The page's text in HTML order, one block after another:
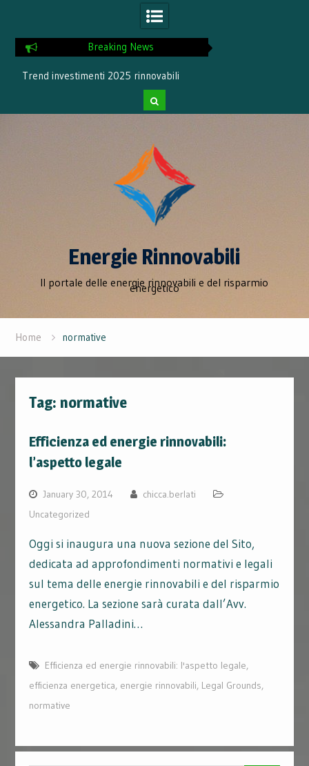
Breaking News
Trend investimenti 2025 rinnovabili
Energie Rinnovabili
Il portale delle energie rinnovabili e del risparmio
energetico
Home normative
Tag: normative
Efficienza ed energie rinnovabili:
l’aspetto legale
January 30, 2014
chicca.berlati
Uncategorized
Oggi si inaugura una nuova sezione del Sito,
dedicata ad approfondimenti normativi e legali
sul tema delle energie rinnovabili e del risparmio
energetico. La sezione sarà curata dall’Avv.
Alessandra Palladini…
Efficienza ed energie rinnovabili: l'aspetto legale,
efficienza energetica, energie rinnovabili, Legal Grounds,
normative